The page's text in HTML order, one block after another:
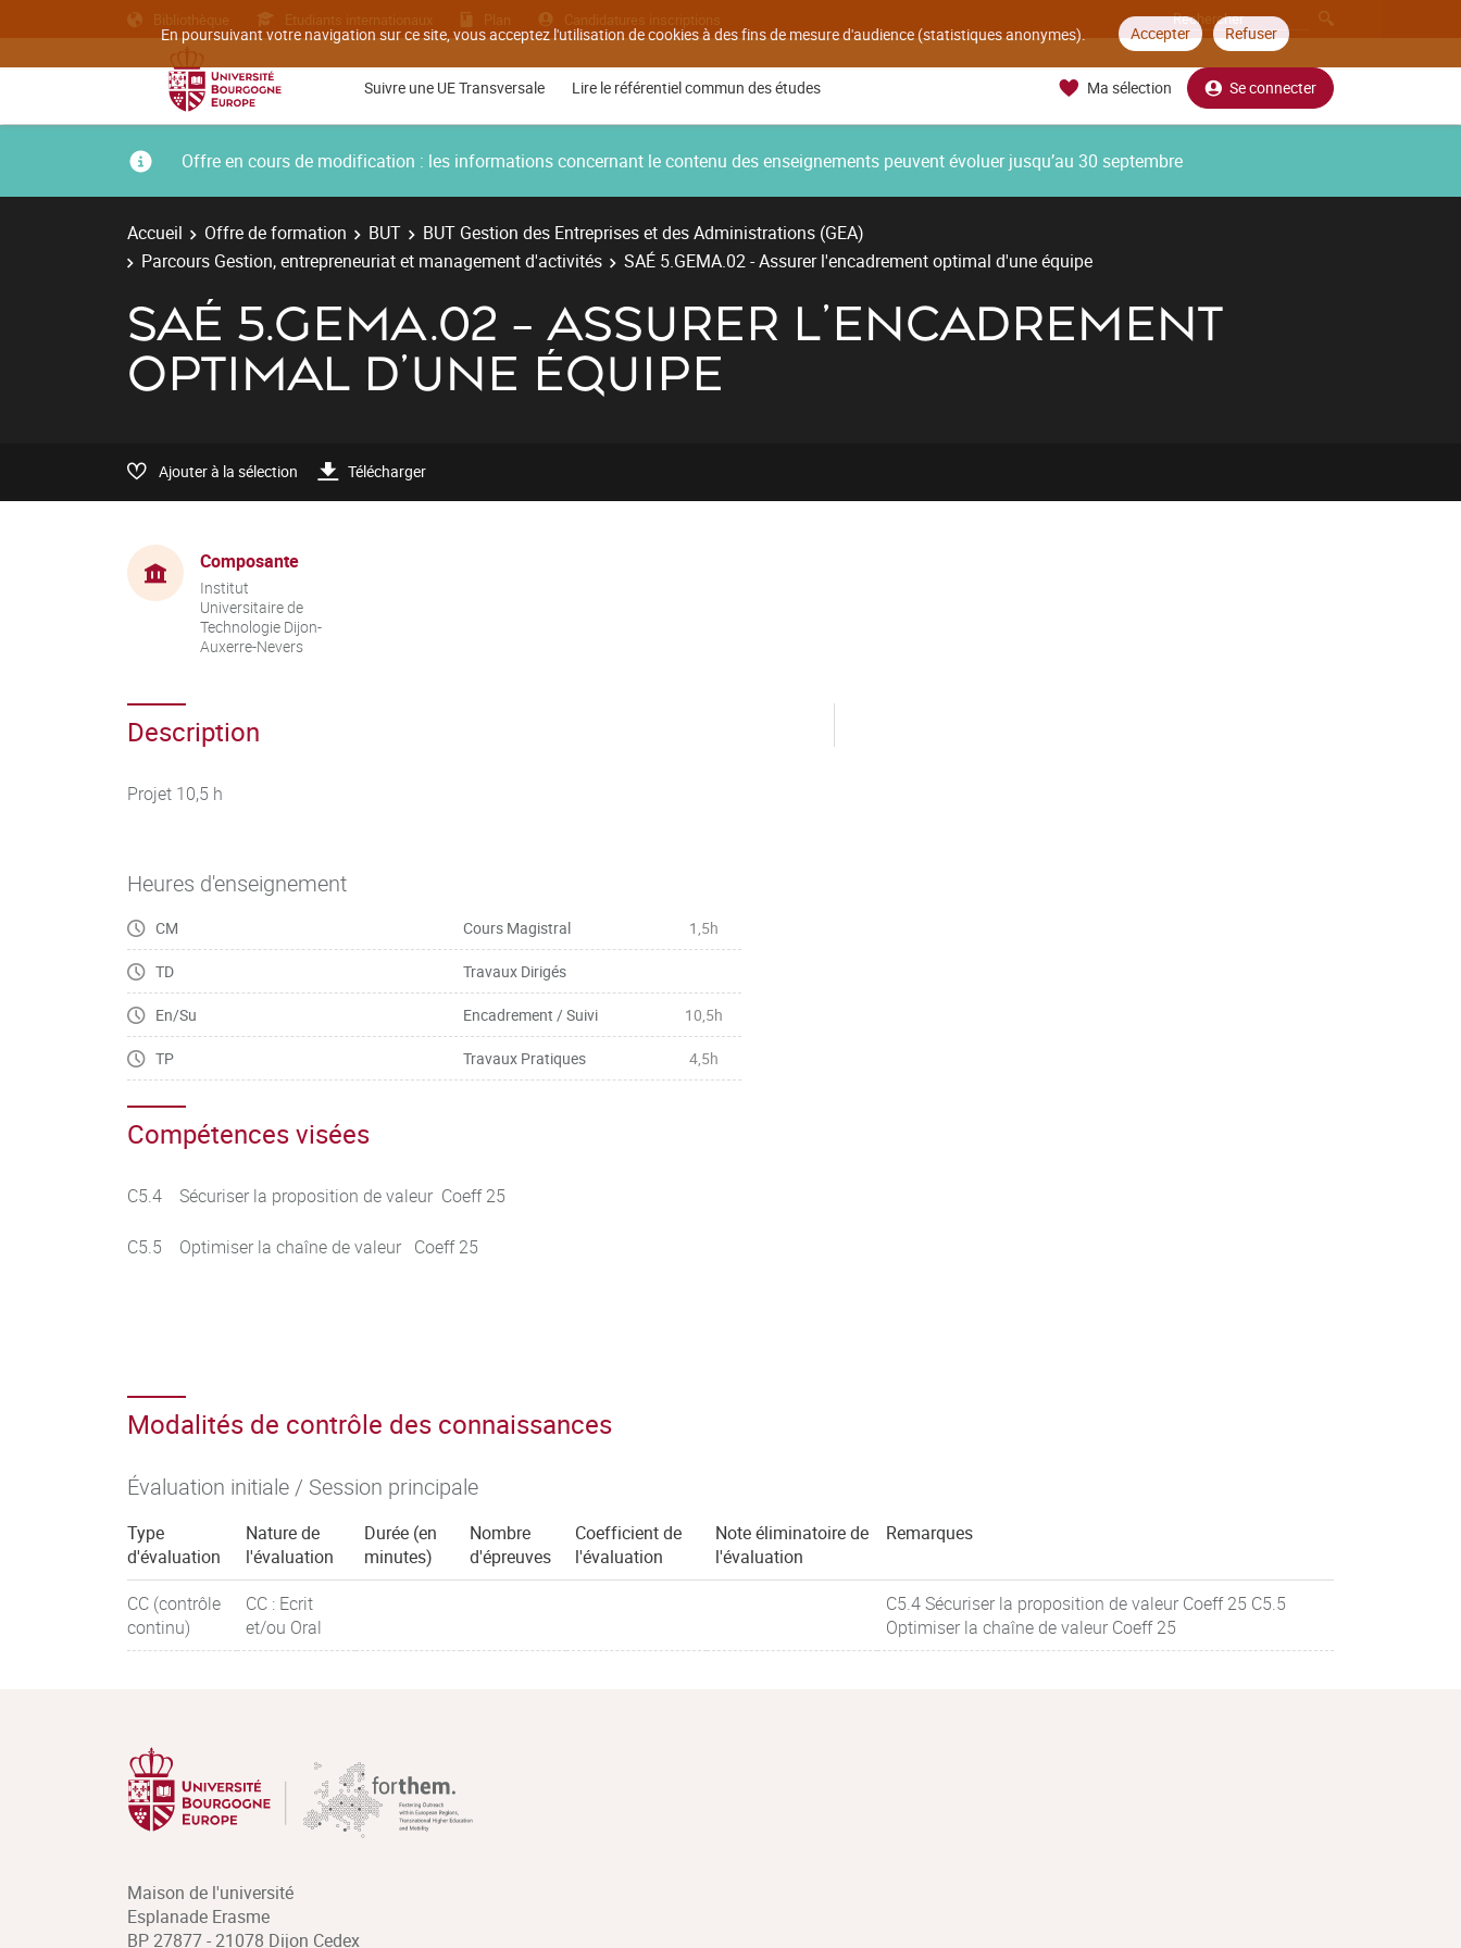
En poursuivant votre navigation sur ce site, vous acceptez l'utilisation de cookies à des fins de mesure d'audience (statistiques anonymes). Accepter Refuser
Bibliothèque Etudiants internationaux Plan Candidatures inscriptions
Suivre une UE Transversale Lire le référentiel commun des études Ma sélection Se connecter
Offre en cours de modification : les informations concernant le contenu des enseignements peuvent évoluer jusqu’au 30 septembre
Accueil Offre de formation BUT
BUT Gestion des Entreprises et des Administrations (GEA)
Parcours Gestion, entrepreneuriat et management d'activités
SAÉ 5.GEMA.02 - Assurer l'encadrement optimal d'une équipe
SAÉ 5.GEMA.02 - ASSURER L'ENCADREMENT
OPTIMAL D'UNE ÉQUIPE
Ajouter à la sélection Télécharger
Composante
Institut
Universitaire de
Technologie Dijon-
Auxerre-Nevers
Description
Projet 10,5 h
Heures d'enseignement
CM Cours Magistral 1,5h
TD Travaux Dirigés
En/Su Encadrement / Suivi 10,5h
TP Travaux Pratiques 4,5h
Compétences visées
C5.4 Sécuriser la proposition de valeur Coeff 25
C5.5 Optimiser la chaîne de valeur Coeff 25
Modalités de contrôle des connaissances
Évaluation initiale / Session principale
Type
d'évaluation
Nature de
l'évaluation
Durée (en
minutes)
Nombre
d'épreuves
Coefficient de
l'évaluation
Note éliminatoire de
l'évaluation
Remarques
CC (contrôle
continu)
CC : Ecrit
et/ou Oral
C5.4 Sécuriser la proposition de valeur Coeff 25 C5.5
Optimiser la chaîne de valeur Coeff 25
Maison de l'université
Esplanade Erasme
BP 27877 - 21078 Dijon Cedex